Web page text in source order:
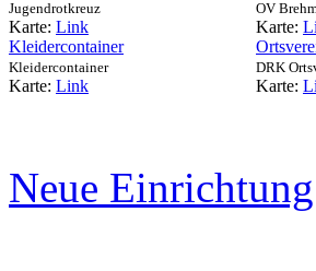
Jugendrotkreuz
Karte: Link
OV
Karte:
Kleidercontainer
Kleidercontainer
Karte: Link
DRK
Karte:
Neue